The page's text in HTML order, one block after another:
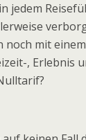
jedem
noch mit einem
, Erlebnis